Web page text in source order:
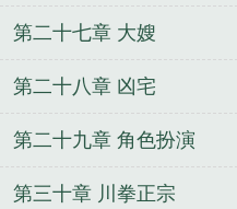
第二十七章 大嫂
第二十八章 凶宅
第二十九章 角色扮演
第三十章 川拳正宗